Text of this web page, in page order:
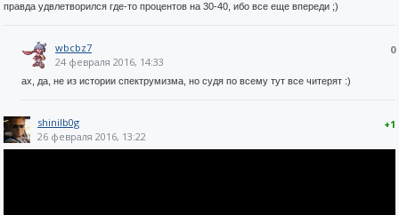
правда удвлетворился где-то процентов на 30-40, ибо все еще впереди ;)
0
wbcbz7
24 февраля 2016, 14:33
ах, да, не из истории спектрумизма, но судя по всему тут все читерят :)
+1
shinilb0g
26 февраля 2016, 13:22